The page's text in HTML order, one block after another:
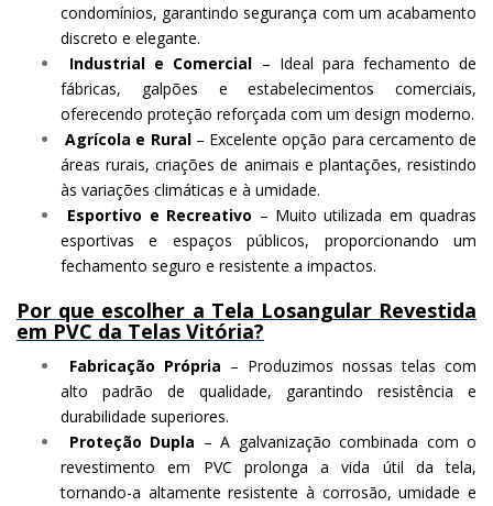
condomínios, garantindo segurança com um acabamento
discreto e elegante.
Industrial e Comercial – Ideal para fechamento de
fábricas, galpões e estabelecimentos comerciais,
oferecendo proteção reforçada com um design moderno.
Agrícola e Rural– Excelente opção para cercamento de
áreas rurais, criações de animais e plantações, resistindo
às variações climáticas e à umidade.
Esportivo e Recreativo – Muito utilizada em quadras
esportivas e espaços públicos, proporcionando um
fechamento seguro e resistente a impactos.
Por que escolher a Tela Losangular Revestida
em PVC da Telas Vitória?
Fabricação Própria – Produzimos nossas telas com
alto padrão de qualidade, garantindo resistência e
durabilidade superiores.
Proteção Dupla – A galvanização combinada com o
revestimento em PVC prolonga a vida útil da tela,
tornando-a altamente resistente à corrosão, umidade e